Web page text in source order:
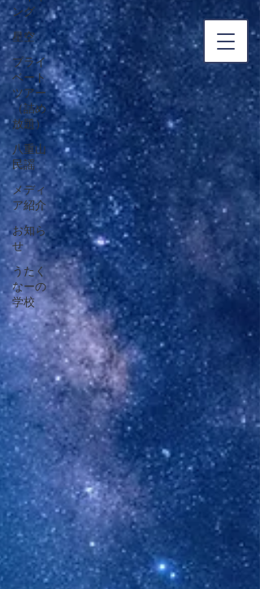
ング
星空
プライ
ベート
ツアー
（詰め
放題）
八重山
民謡
メディ
ア紹介
お知ら
せ
うたく
なーの
学校